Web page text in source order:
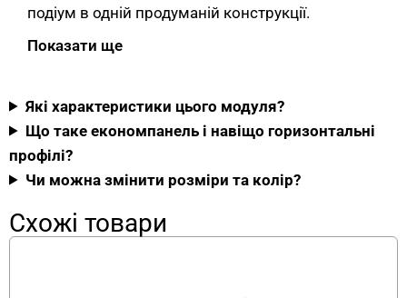
подіум в одній продуманій конструкції.
Основні розміри та габарити
Модуль розроблено з урахуванням сучасних
потреб торгівлі. Габарити продумані для
зручного розміщення товарів та аксесуарів.
Загальна висота — 2200 мм, з яких
частина), а тумба з подіумом — 900 мм (нижня).
Показати ще
Які характеристики цього модуля?
Що таке економпанель і навіщо горизонтальні
профілі?
Чи можна змінити розміри та колір?
Схожі товари